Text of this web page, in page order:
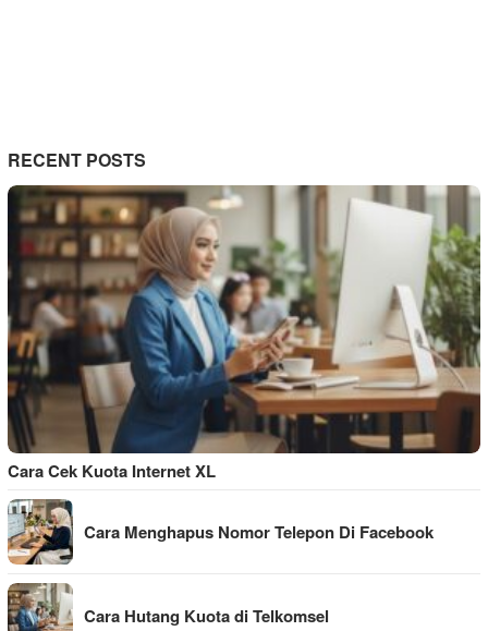
RECENT POSTS
Cara Cek Kuota Internet XL
Cara Menghapus Nomor Telepon Di Facebook
Cara Hutang Kuota di Telkomsel